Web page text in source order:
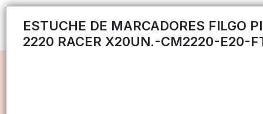
ESTUCHE DE MARCADORES FILGO
2220 RACER X20UN.-CM2220-E20-